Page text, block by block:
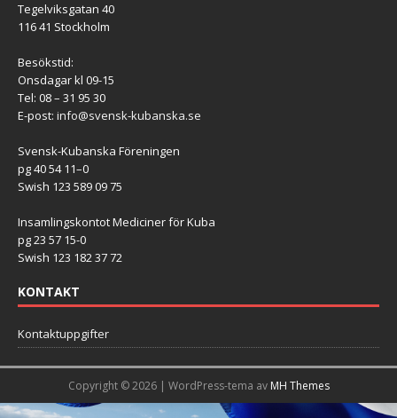
Tegelviksgatan 40
116 41 Stockholm
Besökstid:
Onsdagar kl 09-15
Tel: 08 – 31 95 30
E-post: info@svensk-kubanska.se
Svensk-Kubanska Föreningen
pg 40 54 11–0
Swish 123 589 09 75
Insamlingskontot Mediciner för Kuba
pg 23 57 15-0
Swish 123 182 37 72
KONTAKT
Kontaktuppgifter
Copyright © 2026 | WordPress-tema av MH Themes